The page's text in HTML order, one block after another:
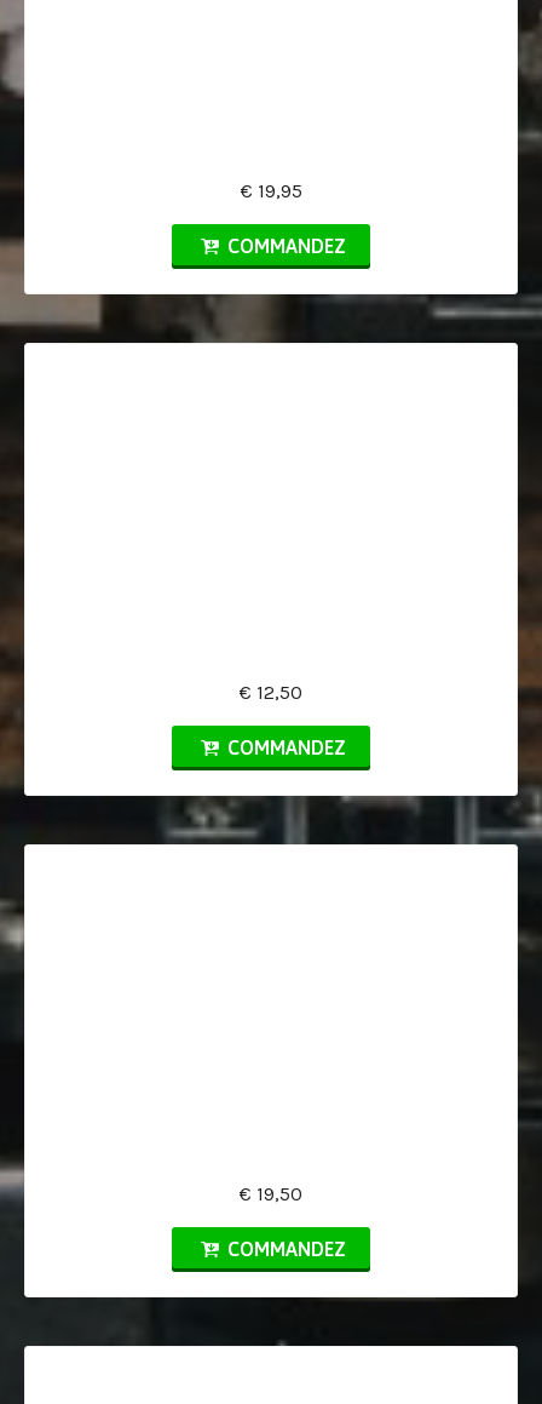
€ 19,95
COMMANDEZ
€ 12,50
COMMANDEZ
€ 19,50
COMMANDEZ